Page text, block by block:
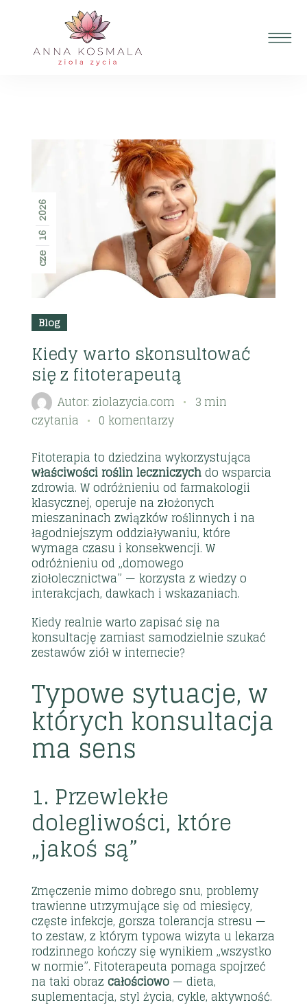
cze
16
2026
Blog
Kiedy warto skonsultować
się z fitoterapeutą
Autor:ziolazycia.com
3 min
czytania
0 komentarzy
Fitoterapia to dziedzina wykorzystująca
właściwości roślin leczniczychdo wsparcia
zdrowia. W odróżnieniu od farmakologii
klasycznej, operuje na złożonych
mieszaninach związków roślinnych i na
łagodniejszym oddziaływaniu, które
wymaga czasu i konsekwencji. W
odróżnieniu od „domowego
ziołolecznictwa” — korzysta z wiedzy o
interakcjach, dawkach i wskazaniach.
Kiedy realnie warto zapisać się na
konsultację zamiast samodzielnie szukać
zestawów ziół w internecie?
Typowe sytuacje, w
których konsultacja
ma sens
1. Przewlekłe
dolegliwości, które
„jakoś są”
Zmęczenie mimo dobrego snu, problemy
trawienne utrzymujące się od miesięcy,
częste infekcje, gorsza tolerancja stresu —
to zestaw, z którym typowa wizyta u lekarza
rodzinnego kończy się wynikiem „wszystko
w normie”. Fitoterapeuta pomaga spojrzeć
na taki obrazcałościowo — dieta,
suplementacja, styl życia, cykle, aktywność.